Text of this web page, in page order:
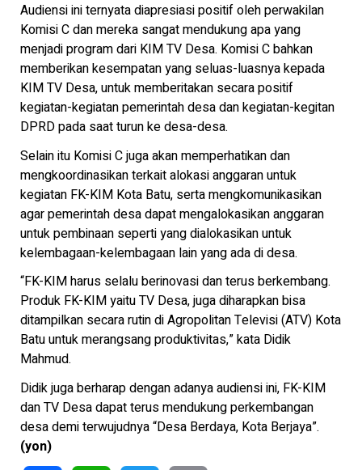
Audiensi ini ternyata diapresiasi positif oleh perwakilan
Komisi C dan mereka sangat mendukung apa yang
menjadi program dari KIM TV Desa. Komisi C bahkan
memberikan kesempatan yang seluas-luasnya kepada
KIM TV Desa, untuk memberitakan secara positif
kegiatan-kegiatan pemerintah desa dan kegiatan-kegitan
DPRD pada saat turun ke desa-desa.
Selain itu Komisi C juga akan memperhatikan dan
mengkoordinasikan terkait alokasi anggaran untuk
kegiatan FK-KIM Kota Batu, serta mengkomunikasikan
agar pemerintah desa dapat mengalokasikan anggaran
untuk pembinaan seperti yang dialokasikan untuk
kelembagaan-kelembagaan lain yang ada di desa.
“FK-KIM harus selalu berinovasi dan terus berkembang.
Produk FK-KIM yaitu TV Desa, juga diharapkan bisa
ditampilkan secara rutin di Agropolitan Televisi (ATV) Kota
Batu untuk merangsang produktivitas,” kata Didik
Mahmud.
Didik juga berharap dengan adanya audiensi ini, FK-KIM
dan TV Desa dapat terus mendukung perkembangan
desa demi terwujudnya “Desa Berdaya, Kota Berjaya”.
(yon)